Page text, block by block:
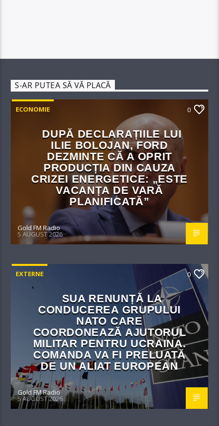
S-AR PUTEA SĂ VĂ PLACĂ
ECONOMIE 0
DUPĂ DECLARAȚIILE LUI
ILIE BOLOJAN, FORD
DEZMINTE CĂ A OPRIT
PRODUCȚIA DIN CAUZA
CRIZEI ENERGETICE: „ESTE
VACANȚA DE VARĂ
PLANIFICATĂ”
Gold FM Radio
5 AUGUST 2026
EXTERNE 0
SUA RENUNȚĂ LA
CONDUCEREA GRUPULUI
NATO CARE
COORDONEAZĂ AJUTORUL
MILITAR PENTRU UCRAINA.
COMANDA VA FI PRELUATĂ
DE UN ALIAT EUROPEAN
Gold FM Radio
5 AUGUST 2026